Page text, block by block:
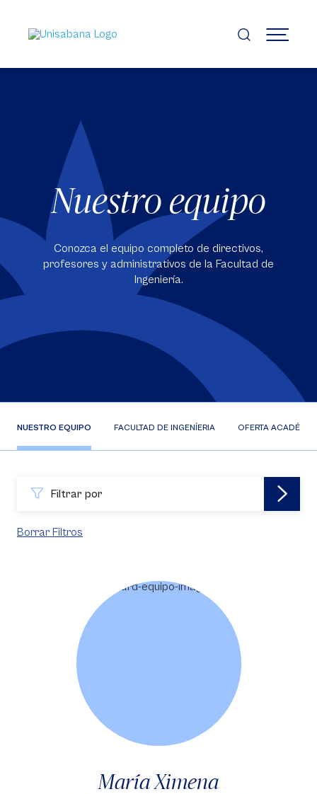
contenido
principal
MENÚ
Nuestro equipo
Conozca el equipo completo de directivos,
profesores y administrativos de la Facultad de
Ingeniería.
NUESTRO EQUIPO FACULTAD DE INGENÍERIA OFERTA
Filtrar por
Borrar Filtros
María Ximena